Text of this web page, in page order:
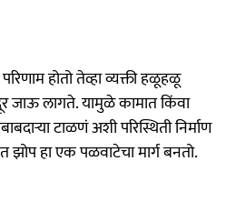
होतो तेव्हा व्यक्ती हळूहळू
जाऊ लागते. यामुळे कामात किंवा
टाळणं अशी परिस्थिती निर्माण
झोप हा एक पळवाटेचा मार्ग बनतो.